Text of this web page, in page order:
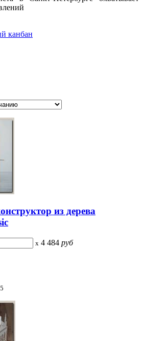
канбан
из дерева
x 4 484 руб